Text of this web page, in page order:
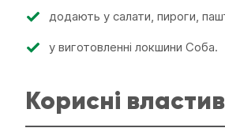
додають у салати, пироги,
у виготовленні локшини Соба.
Корисні